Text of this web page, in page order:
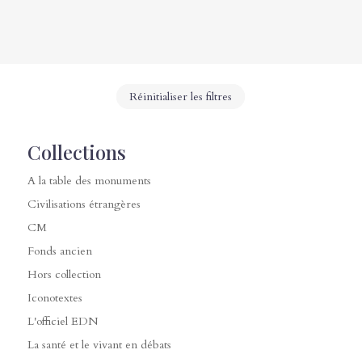
Réinitialiser les filtres
Collections
A la table des monuments
Civilisations étrangères
CM
Fonds ancien
Hors collection
Iconotextes
L'officiel EDN
La santé et le vivant en débats